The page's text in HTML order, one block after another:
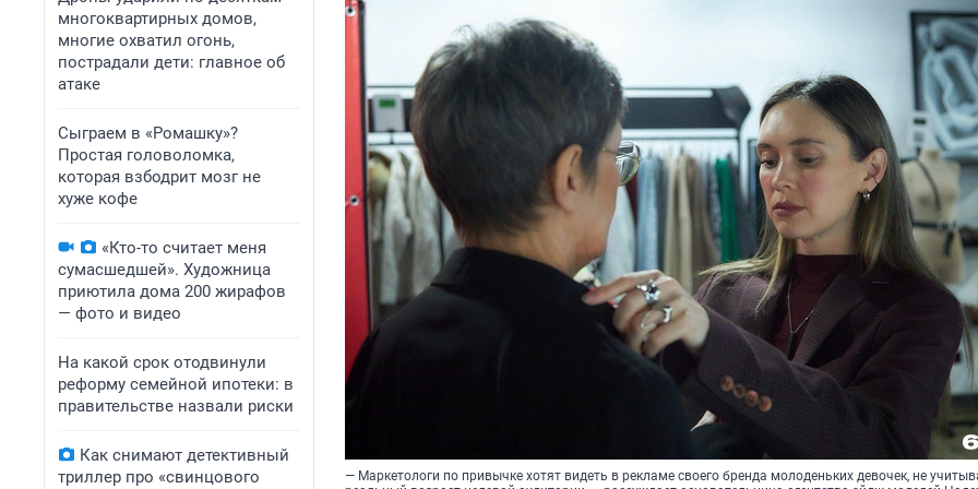
многоквартирных домов,
многие охватил огонь,
пострадали дети: главное об
атаке
Сыграем в «Ромашку»?
Простая головоломка,
которая взбодрит мозг не
хуже кофе
«Кто-то считает меня
сумасшедшей». Художница
приютила дома 200 жирафов
— фото и видео
На какой срок отодвинули
реформу семейной ипотеки: в
правительстве назвали риски
Как снимают детективный
триллер про «свинцового
— Маркетологи по привычке хотят видеть в рекламе своего бренда молоденьких девочек, не